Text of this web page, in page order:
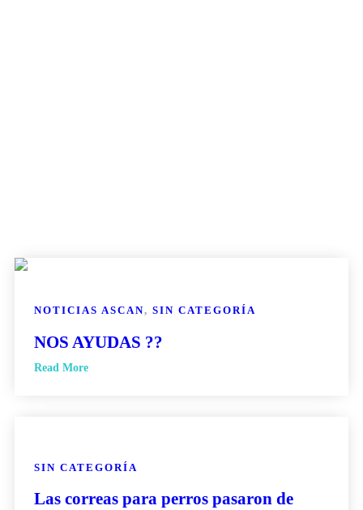
NOTICIAS ASCAN, SIN CATEGORÍA
NOS AYUDAS ??
Read More
SIN CATEGORÍA
Las correas para perros pasaron de